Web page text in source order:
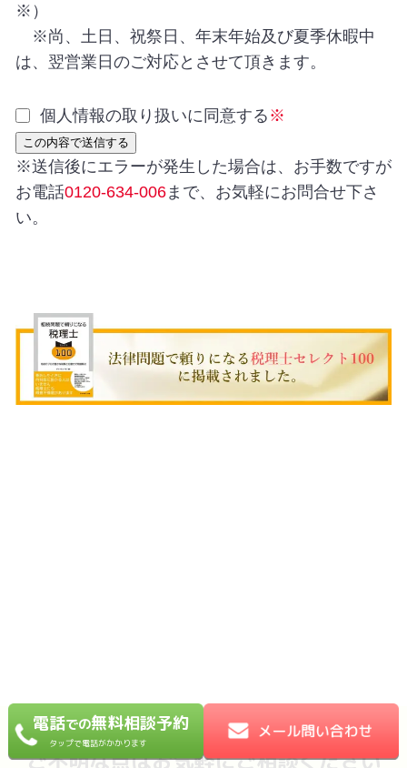
※）
※尚、土日、祝祭日、年末年始及び夏季休暇中
は、翌営業日のご対応とさせて頂きます。
個人情報の取り扱いに同意する ※
※送信後にエラーが発生した場合は、お手数ですが
お電話0120-634-006まで、お気軽にお問合せ下さ
い。
ご不明な点はお気軽にご相談ください
電話での無料相談予約
タップで電話がかかります